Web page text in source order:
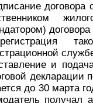
и
до 30 марта
получал